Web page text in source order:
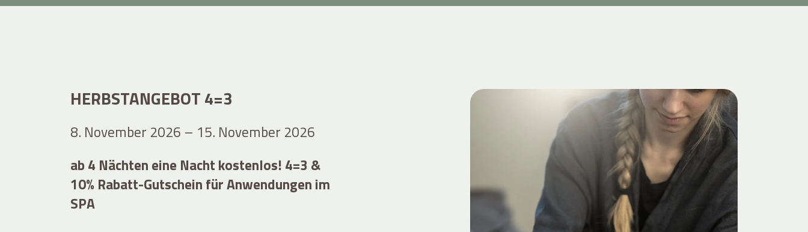
HERBSTANGEBOT 4=3
8. November 2026 – 15. November 2026
ab 4 Nächten eine Nacht kostenlos! 4=3 &
10% Rabatt-Gutschein für Anwendungen im
SPA